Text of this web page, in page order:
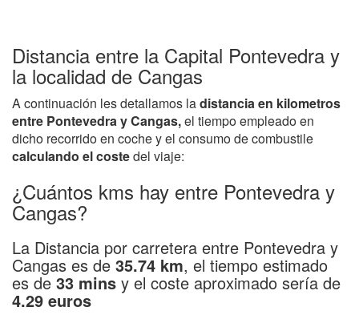
Distancia entre la Capital Pontevedra y
la localidad de Cangas
A continuación les detallamos ladistancia en kilometros
entre Pontevedra y Cangas,el tiempo empleado en
dicho recorrido en coche y el consumo de combustile
calculando el costedel viaje:
¿Cuántos kms hay entre Pontevedra y
Cangas?
La Distancia por carretera entre Pontevedra y
Cangas es de 35.74 km, el tiempo estimado
es de 33 mins y el coste aproximado sería de
4.29 euros